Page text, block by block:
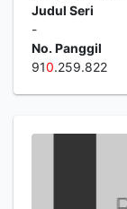
Judul Seri
-
No. Panggil
910.259.822